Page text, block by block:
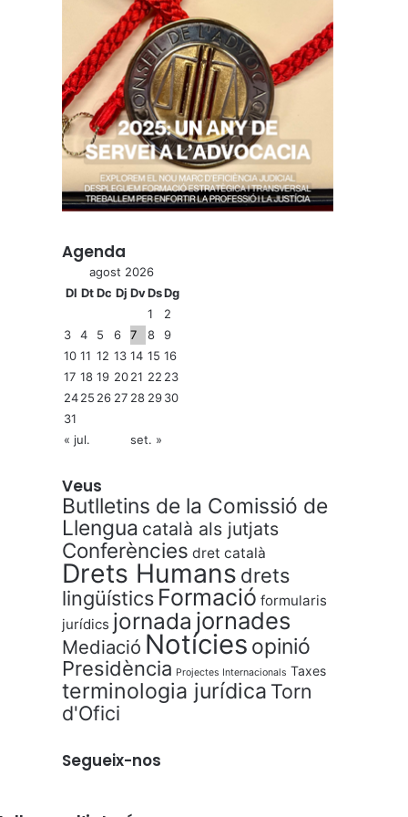
Agenda
agost 2026
Dl Dt Dc Dj DvDsDg
1
2
3
4 5 6 7 8
9
10 11 12 13 14 15 16
17 18 19 2021 22 23
2425 26 27 28 2930
31
« jul.
set. »
Veus
Butlletins de la Comissió de
Llengua català als jutjats
Conferències dret català
Drets Humans drets
lingüístics Formació formularis
jurídics jornada jornades
Mediació Notícies opinió
Presidència Projectes Internacionals Taxes
terminologia jurídica Torn
d'Ofici
Segueix-nos